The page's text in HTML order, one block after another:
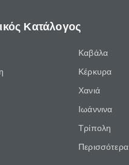
Κατάλογος
Καβάλα
Κέρκυρα
Χανιά
Ιωάννινα
Τρίπολη
Περισσότερα